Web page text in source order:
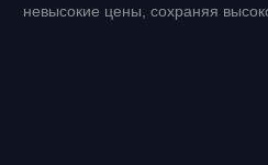
невысокие цены, сохраняя